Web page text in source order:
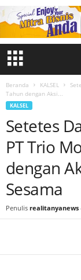
Beranda KALSEL
Tahun dengan Aksi...
KALSEL
Setetes
PT Trio
dengan
Sesama
Penulis realitanyanews